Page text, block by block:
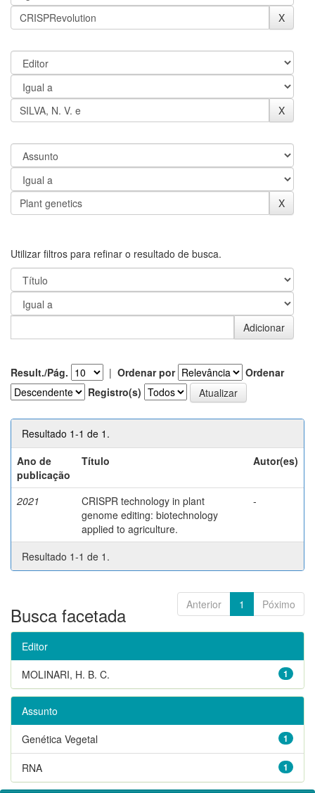
Utilizar filtros para refinar o resultado de busca.
Result./Pág. | Ordenar por
Ordenar
Registro(s)
Resultado 1-1 de 1.
Ano de
publicação
Título Autor(es)
2021
CRISPR technology in plant
genome editing: biotechnology
applied to agriculture.
-
Resultado 1-1 de 1.
Anterior 1 Póximo
Busca facetada
Editor
1
MOLINARI, H. B. C.
Assunto
1
Genética Vegetal
1
RNA